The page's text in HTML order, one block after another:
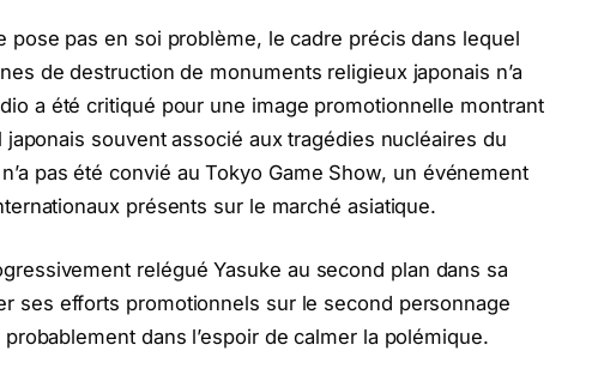
pose pas en soi problème, le cadre précis dans lequel
de destruction de monuments religieux japonais n’a
a été critiqué pour une image promotionnelle montrant
souvent associé aux tragédies nucléaires du
pas été convié au Tokyo Game Show, un événement
présents sur le marché asiatique.
relégué Yasuke au second plan dans sa
ses efforts promotionnels sur le second personnage
dans l’espoir de calmer la polémique.